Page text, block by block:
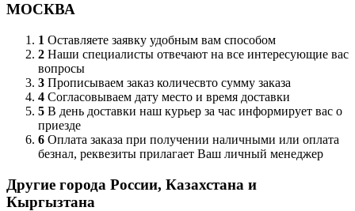
МОСКВА
1 Оставляете заявку удобным вам способом
2 Наши специалисты отвечают на все интересующие вас
вопросы
3 Прописываем заказ количесвто сумму заказа
4 Согласовываем дату место и время доставки
5 В день доставки наш курьер за час информирует вас о
приезде
6 Оплата заказа при получении наличными или оплата
безнал, реквезиты прилагает Ваш личный менеджер
Другие города России, Казахстана и
Кыргызтана